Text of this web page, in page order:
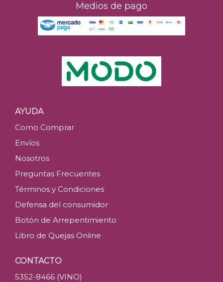
Medios de pago
AYUDA
Como Comprar
Envíos
Nosotros
Preguntas Frecuentes
Términos y Condiciones
Defensa del consumidor
Botón de Arrepentimiento
Libro de Quejas Online
CONTACTO
5352-8466 (VINO)